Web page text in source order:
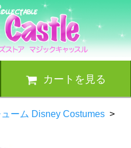
カートを見る
ーム Disney Costumes >